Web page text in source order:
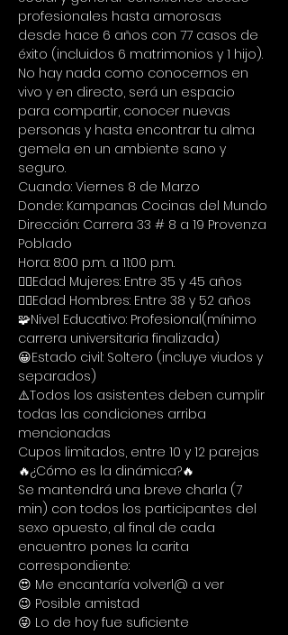
profesionales hasta amorosas
desde hace 6 años con 77 casos de
éxito (incluidos 6 matrimonios y 1 hijo).
No hay nada como conocernos en
vivo y en directo, será un espacio
para compartir, conocer nuevas
personas y hasta encontrar tu alma
gemela en un ambiente sano y
seguro.
Cuando: Viernes 8 de Marzo
Donde: Kampanas Cocinas del Mundo
Dirección: Carrera 33 # 8 a 19 Provenza
Poblado
Hora: 8:00 p.m. a 11:00 p.m.
🙋‍♀Edad Mujeres: Entre 35 y 45 años
🙋‍♂Edad Hombres: Entre 38 y 52 años
🧩Nivel Educativo: Profesional(mínimo
carrera universitaria finalizada)
😀Estado civil: Soltero (incluye viudos y
separados)
⚠️Todos los asistentes deben cumplir
todas las condiciones arriba
mencionadas
Cupos limitados, entre 10 y 12 parejas
🔥¿Cómo es la dinámica?🔥
Se mantendrá una breve charla (7
min) con todos los participantes del
sexo opuesto, al final de cada
encuentro pones la carita
correspondiente:
😍 Me encantaría volverl@ a ver
😉 Posible amistad
😜 Lo de hoy fue suficiente